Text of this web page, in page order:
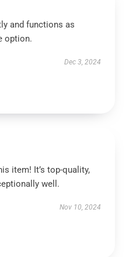
and functions as
option.
Dec 3, 2024
item! It’s top-quality,
well.
Nov 10, 2024